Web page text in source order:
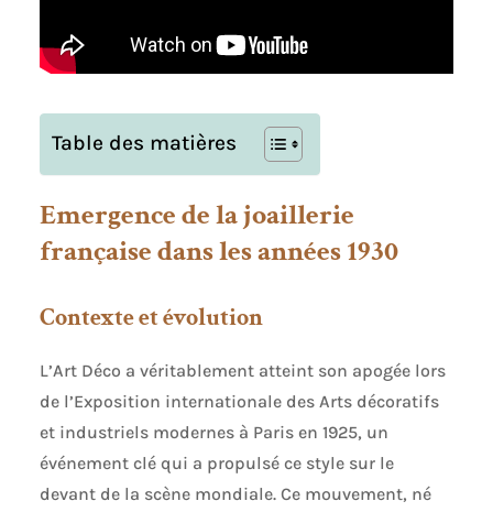
Table des matières
Emergence de la joaillerie
française dans les années 1930
Contexte et évolution
L’Art Déco a véritablement atteint son apogée lors
de l’Exposition internationale des Arts décoratifs
et industriels modernes à Paris en 1925, un
événement clé qui a propulsé ce style sur le
devant de la scène mondiale. Ce mouvement, né